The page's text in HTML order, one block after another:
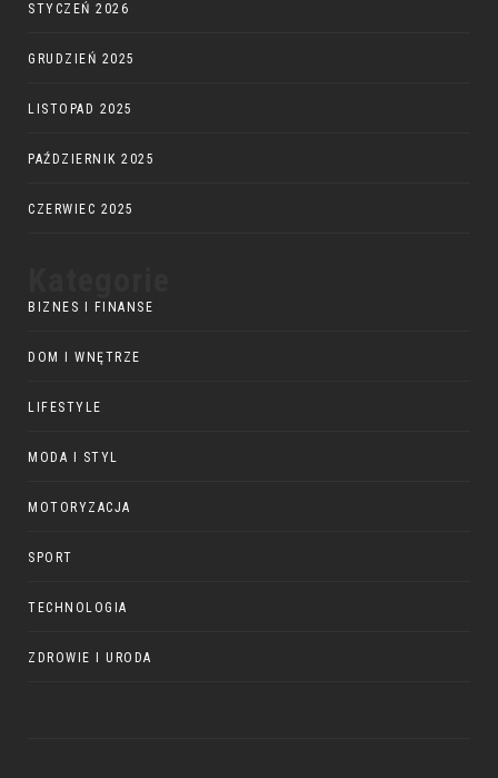
STYCZEŃ 2026
GRUDZIEŃ 2025
LISTOPAD 2025
PAŹDZIERNIK 2025
CZERWIEC 2025
BIZNES I FINANSE
DOM I WNĘTRZE
LIFESTYLE
MODA I STYL
MOTORYZACJA
SPORT
TECHNOLOGIA
ZDROWIE I URODA